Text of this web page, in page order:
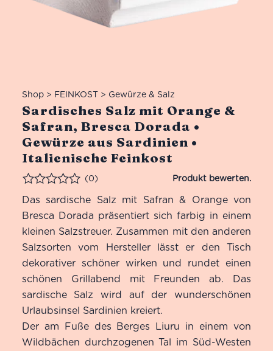
Shop> FEINKOST> Gewürze & Salz
Sardisches Salz mit Orange &
Safran, Bresca Dorada •
Gewürze aus Sardinien •
Italienische Feinkost
Bewertet
(0)
Das sardische Salz mit Safran & Orange von
Bresca Dorada präsentiert sich farbig in einem
kleinen Salzstreuer. Zusammen mit den anderen
Salzsorten vom Hersteller lässt er den Tisch
dekorativer schöner wirken und rundet einen
schönen Grillabend mit Freunden ab. Das
sardische Salz wird auf der wunderschönen
Urlaubsinsel Sardinien kreiert.
Der am Fuße des Berges Liuru in einem von
Wildbächen durchzogenen Tal im Süd-Westen